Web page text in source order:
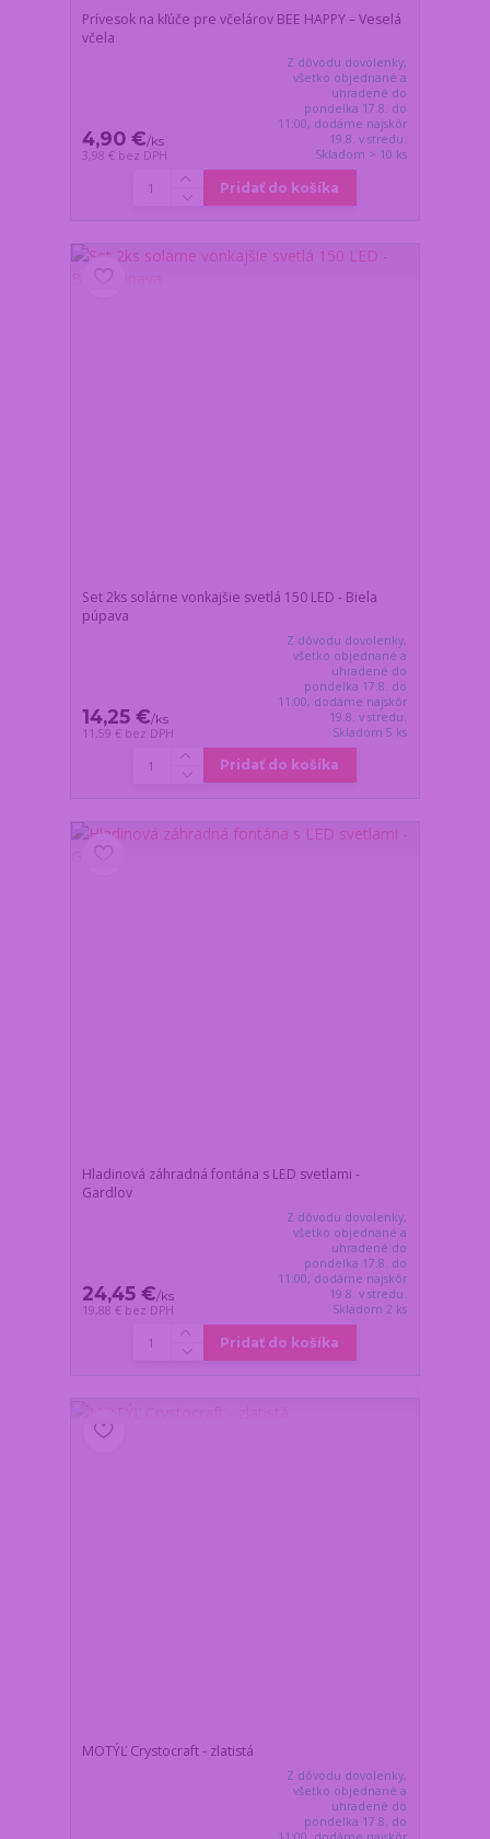
Prívesok na kľúče pre včelárov BEE HAPPY – Veselá
včela
4,90 €/ks
3,98 € bez DPH
Z dôvodu dovolenky,
všetko objednané a
uhradené do
pondelka 17.8. do
11:00, dodáme najskôr
19.8. v stredu.
Skladom > 10 ks
Pridať do košíka
Set 2ks solárne vonkajšie svetlá 150 LED - Biela
púpava
14,25 €/ks
11,59 € bez DPH
Z dôvodu dovolenky,
všetko objednané a
uhradené do
pondelka 17.8. do
11:00, dodáme najskôr
19.8. v stredu.
Skladom 5 ks
Pridať do košíka
Hladinová záhradná fontána s LED svetlami -
Gardlov
24,45 €/ks
19,88 € bez DPH
Z dôvodu dovolenky,
všetko objednané a
uhradené do
pondelka 17.8. do
11:00, dodáme najskôr
19.8. v stredu.
Skladom 2 ks
Pridať do košíka
MOTÝĽ Crystocraft - zlatistá
Z dôvodu dovolenky,
všetko objednané a
uhradené do
pondelka 17.8. do